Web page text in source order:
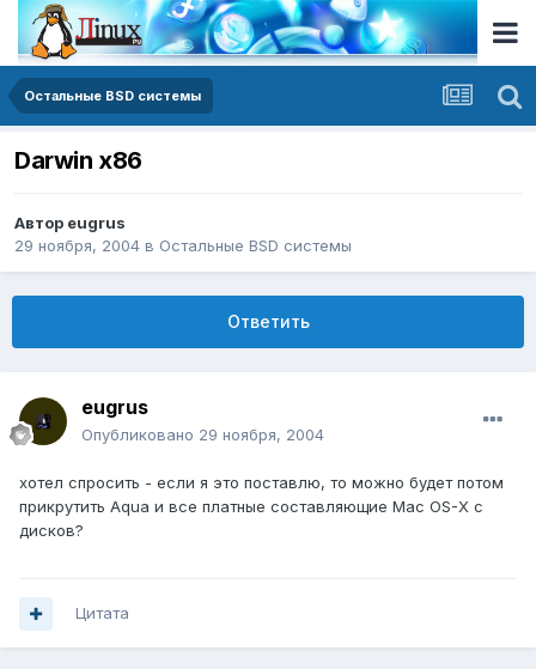
Остальные BSD системы
Darwin x86
Автор eugrus
29 ноября, 2004 в Остальные BSD системы
Ответить
eugrus
Опубликовано 29 ноября, 2004
хотел спросить - если я это поставлю, то можно будет потом
прикрутить Aqua и все платные составляющие Mac OS-X с
дисков?
Цитата